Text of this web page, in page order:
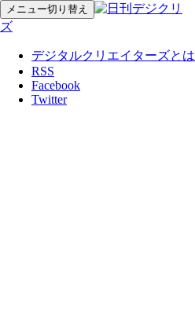
メニュー切り替え
ズ
デジタルクリエイターズとは
RSS
Facebook
Twitter